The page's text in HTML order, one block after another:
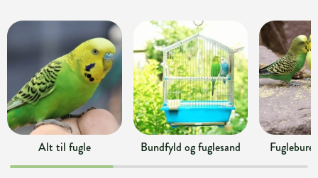
Alt til fugle Bundfyld og fuglesand